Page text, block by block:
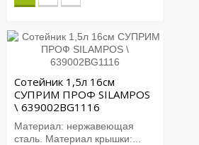
Сотейник 1,5л 16см
СУПРИМ ПРОФ SILAMPOS
\ 639002BG1116
Материал: нержавеющая
сталь. Материал крышки:...